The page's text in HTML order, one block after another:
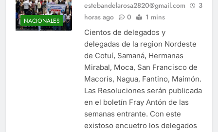
NACIONALES
estebandelarosa2820@gmail.com
3
horas ago
0 1 mins
Cientos de delegados y
delegadas de la region Nordeste
de Cotuí, Samaná, Hermanas
Mirabal, Moca, San Francisco de
Macorís, Nagua, Fantino, Maimón.
Las Resoluciones serán publicada
en el boletín Fray Antón de las
semanas entrante. Con este
existoso encuetro los delegados